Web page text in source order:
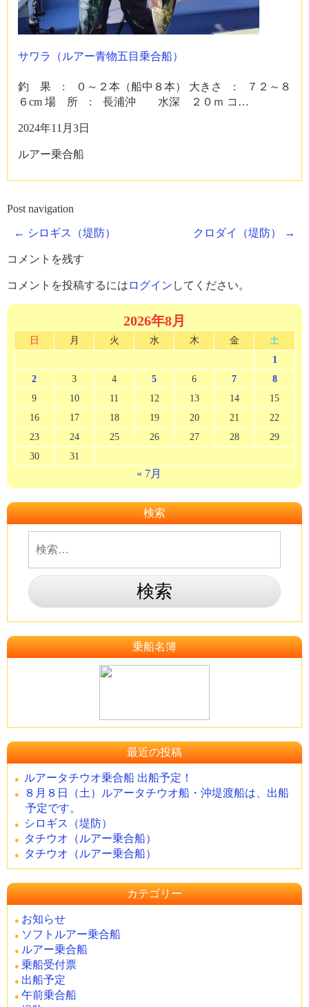
サワラ（ルアー青物五目乗合船）
釣 果 : ０～２本（船中８本） 大きさ : ７２～８
６cm 場 所 : 長浦沖 水深 ２０ｍ コ…
2024年11月3日
ルアー乗合船
Post navigation
← シロギス（堤防） クロダイ（堤防） →
コメントを残す
コメントを投稿するには ログイン してください。
2026年8月
日 月 火 水 木 金
土
1
2
3 4 5 6 7
8
9
10 11 12 13 14
15
16
17 18 19 20 21
22
23
24 25 26 27 28
29
30
31
« 7月
検索
乗船名簿
最近の投稿
ルアータチウオ乗合船 出船予定！
８月８日（土）ルアータチウオ船・沖堤渡船は、出船
予定です。
シロギス（堤防）
タチウオ（ルアー乗合船）
タチウオ（ルアー乗合船）
カテゴリー
お知らせ
ソフトルアー乗合船
ルアー乗合船
乗船受付票
出船予定
午前乗合船